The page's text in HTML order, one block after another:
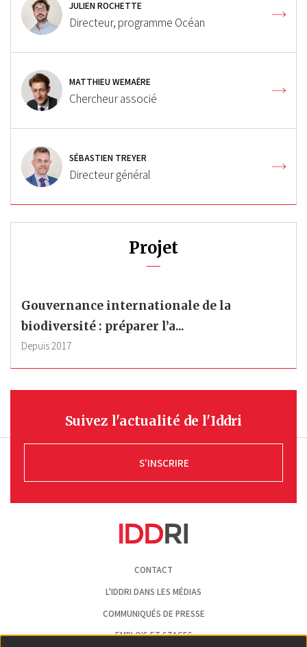
JULIEN ROCHETTE
Directeur, programme Océan
MATTHIEU WEMAËRE
Chercheur associé
SÉBASTIEN TREYER
Directeur général
Projet
Gouvernance internationale de la
biodiversité : préparer l’a...
Depuis2017
Suivez l'actualité de l'Iddri
S'INSCRIRE
CONTACT
L'IDDRI DANS LES MÉDIAS
COMMUNIQUÉS DE PRESSE
EMPLOIS ET STAGES